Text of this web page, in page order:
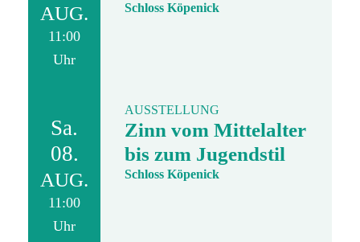
AUG.
11:00
Uhr
Schloss Köpenick
Sa.
08.
AUG.
11:00
Uhr
AUSSTELLUNG
Zinn vom Mittelalter
bis zum Jugendstil
Schloss Köpenick